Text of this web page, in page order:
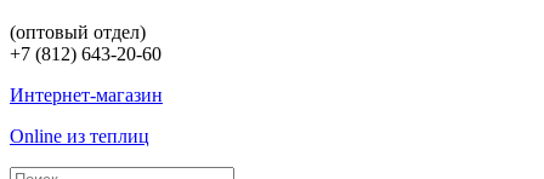
(оптовый отдел)
+7 (812) 643-20-60
Интернет-магазин
Online из теплиц